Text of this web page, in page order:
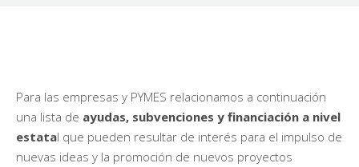
Para las empresas y PYMES relacionamos a continuación
una lista de ayudas, subvenciones y financiación a nivel
estatal que pueden resultar de interés para el impulso de
nuevas ideas y la promoción de nuevos proyectos